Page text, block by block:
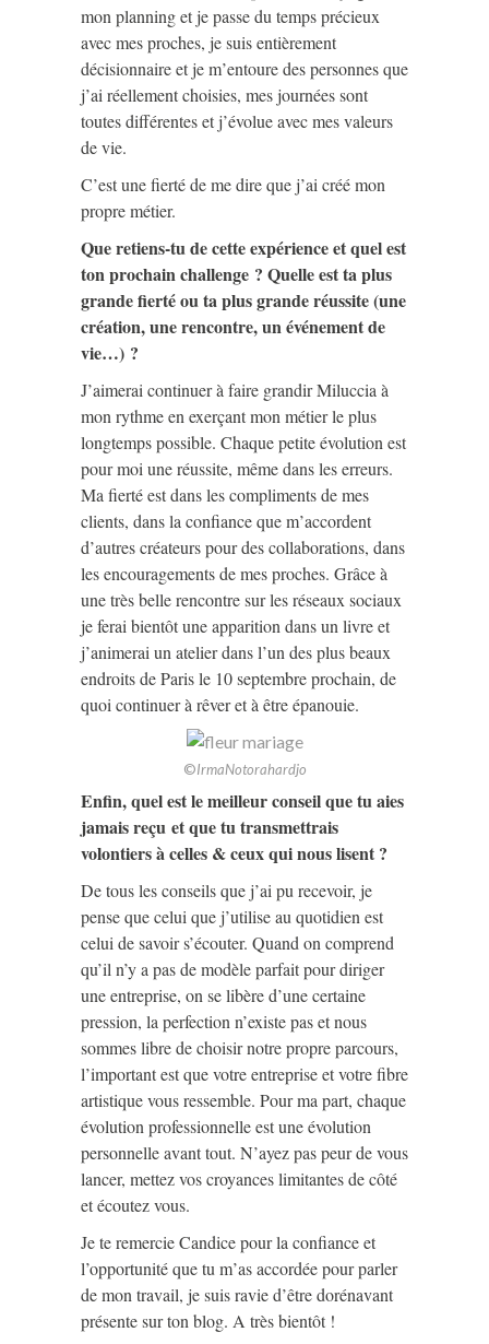
mon planning et je passe du temps précieux
avec mes proches, je suis entièrement
décisionnaire et je m’entoure des personnes que
j’ai réellement choisies, mes journées sont
toutes différentes et j’évolue avec mes valeurs
de vie.
C’est une fierté de me dire que j’ai créé mon
propre métier.
Que retiens-tu de cette expérience et quel est
ton prochain challenge ? Quelle est ta plus
grande fierté ou ta plus grande réussite (une
création, une rencontre, un événement de
vie…) ?
J’aimerai continuer à faire grandir Miluccia à
mon rythme en exerçant mon métier le plus
longtemps possible. Chaque petite évolution est
pour moi une réussite, même dans les erreurs.
Ma fierté est dans les compliments de mes
clients, dans la confiance que m’accordent
d’autres créateurs pour des collaborations, dans
les encouragements de mes proches. Grâce à
une très belle rencontre sur les réseaux sociaux
je ferai bientôt une apparition dans un livre et
j’animerai un atelier dans l’un des plus beaux
endroits de Paris le 10 septembre prochain, de
quoi continuer à rêver et à être épanouie.
©IrmaNotorahardjo
Enfin, quel est le meilleur conseil que tu aies
jamais reçu et que tu transmettrais
volontiers à celles & ceux qui nous lisent ?
De tous les conseils que j’ai pu recevoir, je
pense que celui que j’utilise au quotidien est
celui de savoir s’écouter. Quand on comprend
qu’il n’y a pas de modèle parfait pour diriger
une entreprise, on se libère d’une certaine
pression, la perfection n’existe pas et nous
sommes libre de choisir notre propre parcours,
l’important est que votre entreprise et votre fibre
artistique vous ressemble. Pour ma part, chaque
évolution professionnelle est une évolution
personnelle avant tout. N’ayez pas peur de vous
lancer, mettez vos croyances limitantes de côté
et écoutez vous.
Je te remercie Candice pour la confiance et
l’opportunité que tu m’as accordée pour parler
de mon travail, je suis ravie d’être dorénavant
présente sur ton blog. A très bientôt !